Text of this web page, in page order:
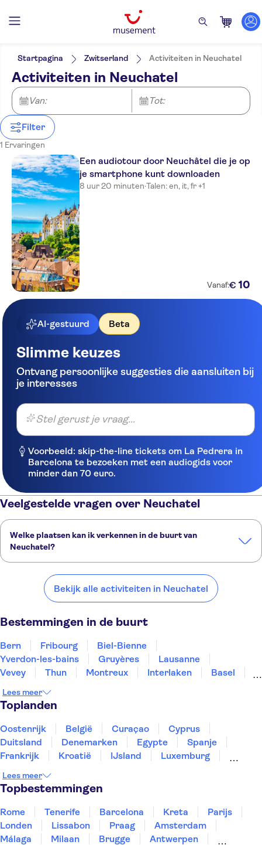
Filters
NO-PICKUP
Ticketopties
Tour met audiogids
Instant confirmation
Activiteiten
Taal
Frans
Italiaans
Startpagina Zwitserland Activiteiten in Neuchatel
Activiteiten in Neuchatel
Van: Tot:
Filter
1 Ervaringen
Een audiotour door Neuchâtel die je op
je smartphone kunt downloaden
8 uur 20 minuten·Talen: en, it, fr +1
Vanaf:€ 10
AI-gestuurd Beta
Slimme keuzes
Ontvang persoonlijke suggesties die aansluiten bij
je interesses
Stel gerust je vraag...
Voorbeeld: skip-the-line tickets om La Pedrera in
Barcelona te bezoeken met een audiogids voor
minder dan 70 euro.
Veelgestelde vragen over Neuchatel
Welke plaatsen kan ik verkennen in de buurt van
Neuchatel?
buurt van Neuchatel:
Fribourg Biel-Bienne Gruyères
Bekijk alle activiteiten in Neuchatel
Bestemmingen in de buurt
Bern Fribourg
Biel-Bienne
Yverdon-les-bains
Gruyères
Lausanne
Vevey
Thun Montreux Interlaken
Basel
Lees meer
Toplanden
Oostenrijk België Curaçao
Cyprus
Duitsland
Denemarken Egypte
Spanje
Frankrijk
Kroatië IJsland
Luxemburg
Slovenië
Thailand
Lees meer
Topbestemmingen
Rome Tenerife Barcelona Kreta
Parijs
Londen
Lissabon Praag
Amsterdam
Málaga
Milaan Brugge
Antwerpen